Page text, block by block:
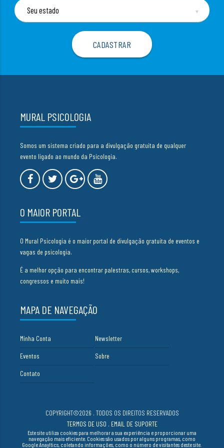
▼
MURAL PSICOLOGIA
Somos um sistema criado para a divulgação gratuita de qualquer
evento ligado ao mundo da Psicologia.
O MAIOR PORTAL
O Mural Psicologia é o maior portal de divulgação gratuita de eventos e
vagas de psicologia.
É a melhor opção para encontrar palestras, cursos, workshops,
congressos e muito mais!
MAPA DE NAVEGAÇÃO
Minha Conta Newsletter
Eventos Sobre
Contato
COPYRIGHT©2026 . TODOS OS DIREITOS RESERVADOS
TERMOS DE USO . EMAIL DE SUPORTE
Este site utiliza cookies para melhorar a sua experiência e proporcionar uma
navegação mais eficiente. Cookies são usados por alguns programas, como
Google Anayltics, coletando informações, como o número de visitantes deste site.